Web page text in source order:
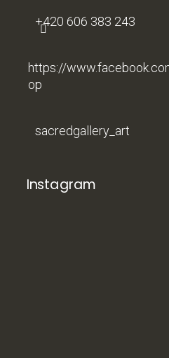
+420 606 383 243
https://
op
sacredgallery_art
Instagram